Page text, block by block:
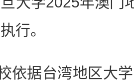
行。
据台湾地区大学